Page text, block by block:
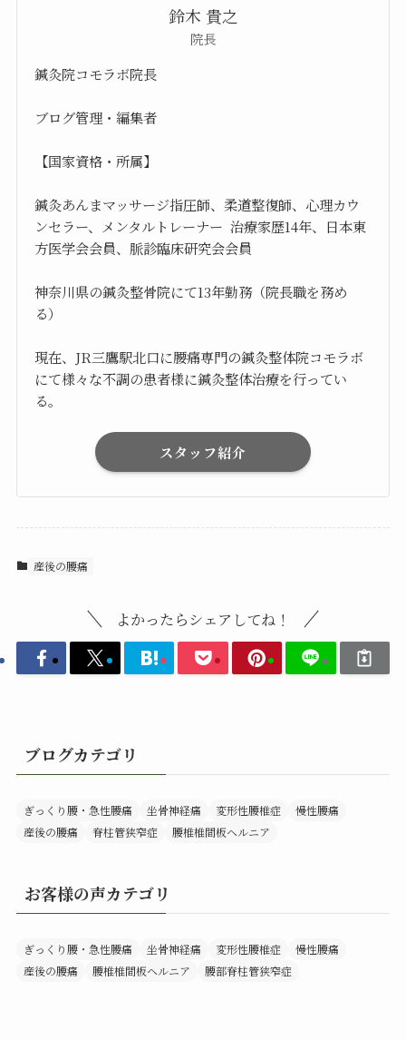
鈴木 貴之
院長
鍼灸院コモラボ院長
ブログ管理・編集者
【国家資格・所属】
鍼灸あんまマッサージ指圧師、柔道整復師、心理カウ
ンセラー、メンタルトレーナー 治療家歴14年、日本東
方医学会会員、脈診臨床研究会会員
神奈川県の鍼灸整骨院にて13年勤務（院長職を務め
る）
現在、JR三鷹駅北口に腰痛専門の鍼灸整体院コモラボ
にて様々な不調の患者様に鍼灸整体治療を行ってい
る。
スタッフ紹介
産後の腰痛
よかったらシェアしてね！
ブログカテゴリ
ぎっくり腰・急性腰痛 坐骨神経痛 変形性腰椎症
慢性腰痛
産後の腰痛
脊柱管狭窄症 腰椎椎間板ヘルニア
お客様の声カテゴリ
ぎっくり腰・急性腰痛 坐骨神経痛 変形性腰椎症
慢性腰痛
産後の腰痛
腰椎椎間板ヘルニア 腰部脊柱管狭窄症